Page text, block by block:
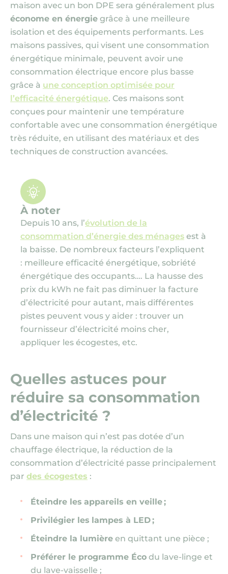
maison avec un bon DPE sera généralement plus
économe en énergie grâce à une meilleure
isolation et des équipements performants. Les
maisons passives, qui visent une consommation
énergétique minimale, peuvent avoir une
consommation électrique encore plus basse
grâce à une conception optimisée pour
l’efficacité énergétique. Ces maisons sont
conçues pour maintenir une température
confortable avec une consommation énergétique
très réduite, en utilisant des matériaux et des
techniques de construction avancées.
À noter
Depuis 10 ans, l’évolution de la
consommation d’énergie des ménages est à
la baisse. De nombreux facteurs l’expliquent
: meilleure efficacité énergétique, sobriété
énergétique des occupants…. La hausse des
prix du kWh ne fait pas diminuer la facture
d’électricité pour autant, mais différentes
pistes peuvent vous y aider : trouver un
fournisseur d’électricité moins cher,
appliquer les écogestes, etc.
Quelles astuces pour
réduire sa consommation
d’électricité ?
Dans une maison qui n’est pas dotée d’un
chauffage électrique, la réduction de la
consommation d’électricité passe principalement
par des écogestes :
Éteindre les appareils en veille ;
Privilégier les lampes à LED ;
Éteindre la lumière en quittant une pièce ;
Préférer le programme Éco du lave-linge et
du lave-vaisselle ;